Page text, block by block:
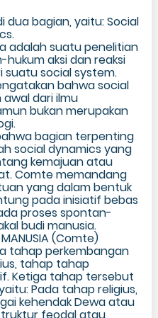
dua bagian, yaitu: Social
adalah suatu penelitian
aksi dan reaksi
social system.
bahwa social
dari ilmu
bukan merupakan
bagian terpenting
social dynamics yang
kemajuan atau
Comte memandang
yang dalam bentuk
pada inisiatif bebas
proses spontan-
budi manusia.
MANUSIA (Comte)
tahap perkembangan
tahap tahap
Ketiga tahap tersebut
Pada tahap religius,
kehendak Dewa atau